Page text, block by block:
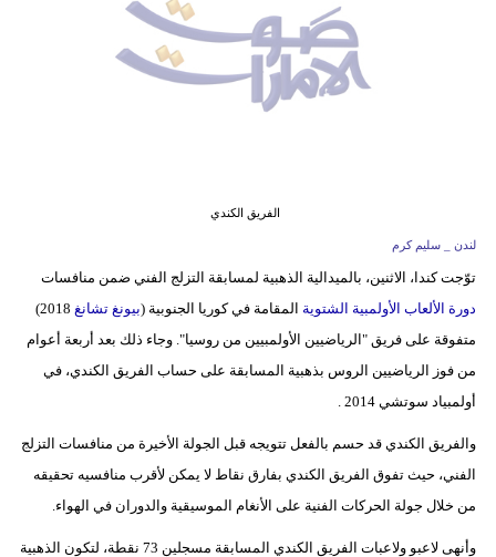
إسلامية
علوم
وتكنولوجيا
مدوَّنات
أبراج
الفريق الكندي
لندن _ سليم كرم
توّجت كندا، الاثنين، بالميدالية الذهبية لمسابقة التزلج الفني ضمن منافسات
دورة الألعاب الأولمبية الشتوية المقامة في كوريا الجنوبية (بيونغ تشانغ
2018)
متفوقة على فريق "الرياضيين الأولمبيين من روسيا". وجاء ذلك بعد أربعة أعوام
من فوز الرياضيين الروس بذهبية المسابقة على حساب الفريق الكندي، في
أولمبياد سوتشي 2014 .
والفريق الكندي قد حسم بالفعل تتويجه قبل الجولة الأخيرة من منافسات التزلج
الفني، حيث تفوق الفريق الكندي بفارق نقاط لا يمكن لأقرب منافسيه تحقيقه
من خلال جولة الحركات الفنية على الأنغام الموسيقية والدوران في الهواء.
وأنهى لاعبو ولاعبات الفريق الكندي المسابقة مسجلين 73 نقطة، لتكون الذهبية